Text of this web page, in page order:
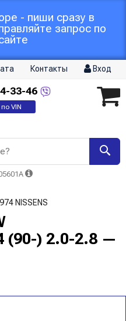
- пиши сразу в
запрос по
Контакты Вход
33-46
VIN
NISSENS
(90-) 2.0-2.8 —